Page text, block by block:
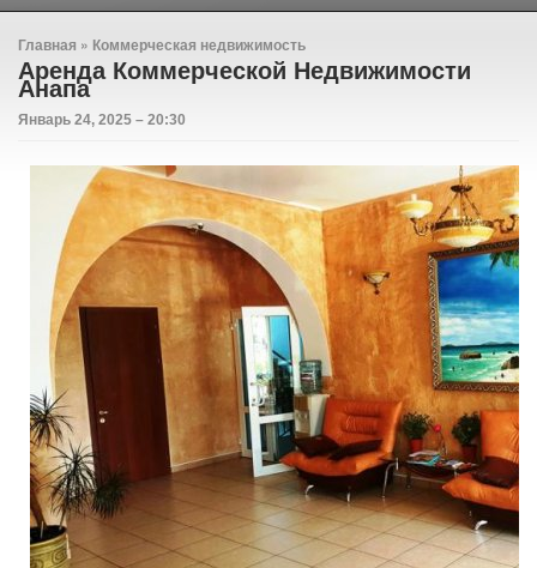
Главная » Коммерческая недвижимость
Аренда Коммерческой Недвижимости
Анапа
Январь 24, 2025 – 20:30